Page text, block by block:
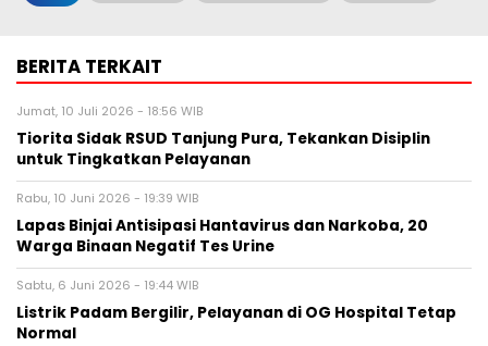
BERITA TERKAIT
Jumat, 10 Juli 2026 - 18:56 WIB
Tiorita Sidak RSUD Tanjung Pura, Tekankan Disiplin
untuk Tingkatkan Pelayanan
Rabu, 10 Juni 2026 - 19:39 WIB
Lapas Binjai Antisipasi Hantavirus dan Narkoba, 20
Warga Binaan Negatif Tes Urine
Sabtu, 6 Juni 2026 - 19:44 WIB
Listrik Padam Bergilir, Pelayanan di OG Hospital Tetap
Normal